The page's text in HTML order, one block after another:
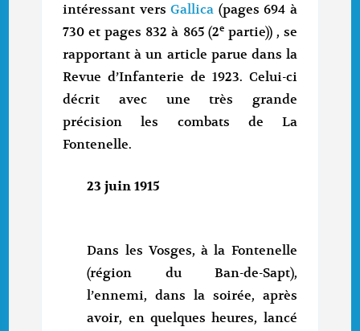
intéressant versGallica (pages 694 à
730 et pages 832 à 865 (2epartie)) , se
rapportant à un article parue dans la
Revue d’Infanterie de 1923. Celui-ci
décrit avec une très grande
précision les combats de La
Fontenelle.
23 juin 1915
Dans les Vosges, à la Fontenelle
(région du Ban-de-Sapt),
l’ennemi, dans la soirée, après
avoir, en quelques heures, lancé